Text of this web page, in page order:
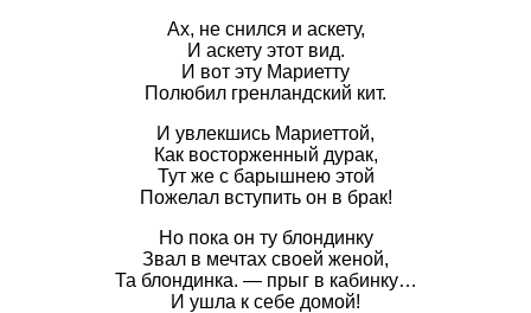
Ах, не снился и аскету,
И аскету этот вид.
И вот эту Мариетту
Полюбил гренландский кит.
И увлекшись Мариеттой,
Как восторженный дурак,
Тут же с барышнею этой
Пожелал вступить он в брак!
Но пока он ту блондинку
Звал в мечтах своей женой,
Та блондинка. — прыг в кабинку…
И ушла к себе домой!